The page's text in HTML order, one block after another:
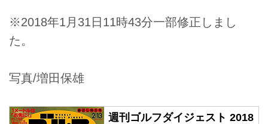
※2018年1月31日11時43分一部修正しまし
た。
写真/増田保雄
週刊ゴルフダイジェスト 2018